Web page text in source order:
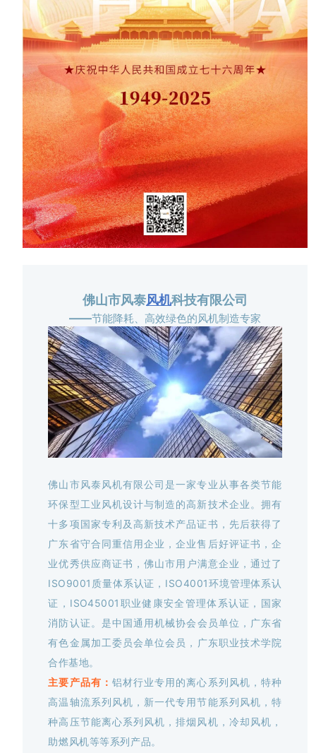
佛山市风泰风机科技有限公司
——节能降耗、高效绿色的风机制造专家
佛山市风泰风机有限公司是一家专业从事各类节能
环保型工业风机设计与制造的高新技术企业。拥有
十多项国家专利及高新技术产品证书，先后获得了
广东省守合同重信用企业，企业售后好评证书，企
业优秀供应商证书，佛山市用户满意企业，通过了
ISO9001质量体系认证，ISO4001环境管理体系认
证，ISO45001职业健康安全管理体系认证，国家
消防认证。 是中国通用机械协会会员单位，广东省
有色金属加工委员会单位会员，广东职业技术学院
合作基地。
主要产品有： 铝材行业专用的离心系列风机，特种
高温轴流系列风机，新一代专用节能系列风机，特
种高压节能离心系列风机，排烟风机，冷却风机，
助燃风机等等系列产品。